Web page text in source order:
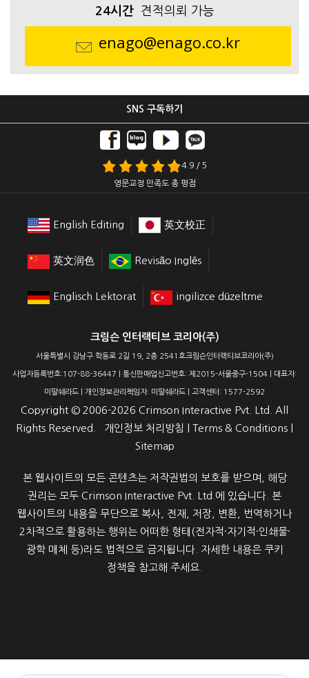
24시간견적의뢰 가능
enago@enago.co.kr
SNS 구독하기
4.9 / 5
영문교정 만족도 총 평점
English Editing 英文校正
英文润色 Revisão Inglês
Englisch Lektorat ingilizce düzeltme
크림슨 인터랙티브 코리아(주)
서울특별시 강남구 학동로 2길 19, 2층 2541호크림슨인터랙티브코리아(주)
사업자등록번호:107-88-36447 | 통신판매업신고번호: 제2015-서울중구-1504 | 대표자:
미딸쉐라드 | 개인정보관리책임자: 미딸쉐라드 | 고객센터: 1577-2592
Copyright © 2006-2026 Crimson Interactive Pvt. Ltd. All
Rights Reserved. 개인정보 처리방침 Terms & Conditions
Sitemap
본 웹사이트의 모든 콘텐츠는 저작권법의 보호를 받으며, 해당
권리는 모두 Crimson Interactive Pvt. Ltd.에 있습니다. 본
웹사이트의 내용을 무단으로 복사, 전재, 저장, 변환, 번역하거나
2차적으로 활용하는 행위는 어떠한 형태(전자적·자기적·인쇄물·
광학 매체 등)라도 법적으로 금지됩니다. 자세한 내용은 쿠키
정책을 참고해 주세요.